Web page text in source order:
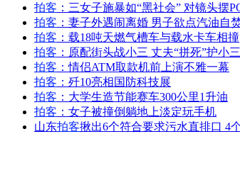
北京石景山商场火灾已被扑灭 无人员伤亡
四名美国政府前官员与斯诺登会面
拍客 ：三女子施暴如“黑社会” 对镜头摆
拍客 ：妻子外遇闹离婚 男子欲点汽油自
拍客 ：载18吨天燃气槽车与载水卡车相撞
拍客 ：原配街头战小三 丈夫“拼死”护小三
拍客 ：情侣ATM取款机前上演不雅一幕
拍客 ：歼10亮相国防科技展
拍客 ：大学生造节能赛车300公里1升油
拍客 ：女子被撞倒躺地上淡定玩手机
山东拍客揪出6个符合要求污水直排口 4